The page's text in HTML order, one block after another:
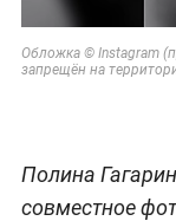
Обложка © Instagram
запрещён на
Полина
совместное